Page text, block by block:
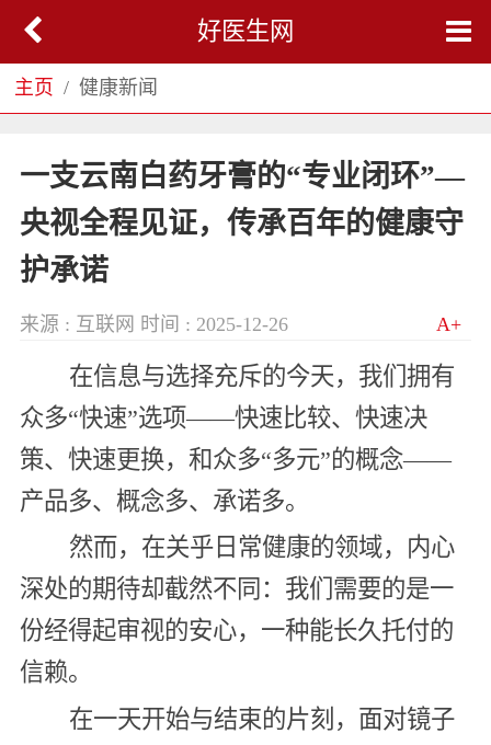
好医生网
主页 健康新闻
一支云南白药牙膏的“专业闭环”—
央视全程见证，传承百年的健康守
护承诺
来源 : 互联网 时间 : 2025-12-26 A+
在信息与选择充斥的今天，我们拥有
众多“快速”选项——快速比较、快速决
策、快速更换，和众多“多元”的概念——
产品多、概念多、承诺多。
然而，在关乎日常健康的领域，内心
深处的期待却截然不同：我们需要的是一
份经得起审视的安心，一种能长久托付的
信赖。
在一天开始与结束的片刻，面对镜子